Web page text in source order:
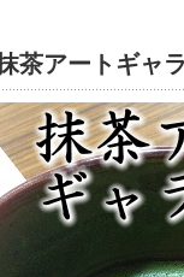
茶アートギャ